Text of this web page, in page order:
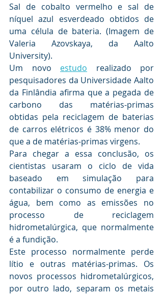
Sal de cobalto vermelho e sal de
níquel azul esverdeado obtidos de
uma célula de bateria. (Imagem de
Valeria Azovskaya, da Aalto
University).
Um novo estudo realizado por
pesquisadores da Universidade Aalto
da Finlândia afirma que a pegada de
carbono das matérias-primas
obtidas pela reciclagem de baterias
de carros elétricos é 38% menor do
que a de matérias-primas virgens.
Para chegar a essa conclusão, os
cientistas usaram o ciclo de vida
baseado em simulação para
contabilizar o consumo de energia e
água, bem como as emissões no
processo de reciclagem
hidrometalúrgica, que normalmente
é a fundição.
Este processo normalmente perde
lítio e outras matérias-primas. Os
novos processos hidrometalúrgicos,
por outro lado, separam os metais